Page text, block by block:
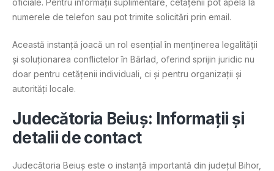
oficiale. Pentru informații suplimentare, cetățenii pot apela la
numerele de telefon sau pot trimite solicitări prin email.
Această instanță joacă un rol esențial în menținerea legalității
și soluționarea conflictelor în Bârlad, oferind sprijin juridic nu
doar pentru cetățenii individuali, ci și pentru organizații și
autorități locale​.
Judecătoria Beiuș: Informații și
detalii de contact
Judecătoria Beiuș este o instanță importantă din județul Bihor,